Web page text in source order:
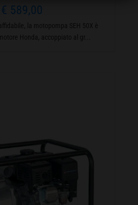
€ 589,00
la motopompa SEH 50X è
Honda, accoppiato al gr...